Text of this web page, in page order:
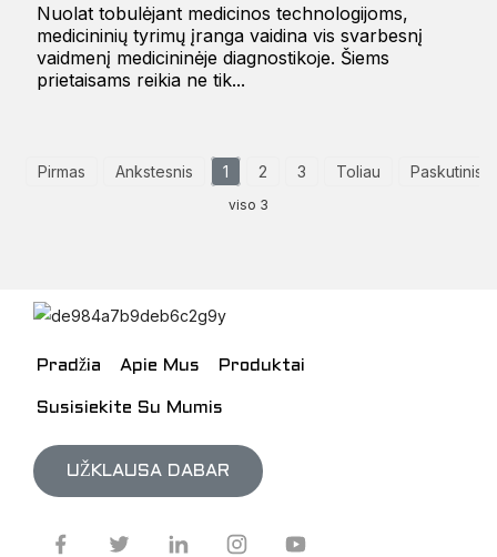
Nuolat tobulėjant medicinos technologijoms,
medicininių tyrimų įranga vaidina vis svarbesnį
vaidmenį medicininėje diagnostikoje. Šiems
prietaisams reikia ne tik...
Pirmas Ankstesnis 1 2 3 Toliau Paskutinis
viso 3
Pradžia Apie Mus Produktai
Susisiekite Su Mumis
UŽKLAUSA DABAR